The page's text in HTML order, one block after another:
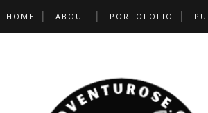
HOME ABOUT PORTOFOLIO